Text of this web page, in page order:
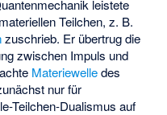
leistete
Teilchen, z. B.
zuschrieb. Er übertrug die
zwischen Impuls und
Materiewelledes
nur für
Teilchen-Dualismus auf